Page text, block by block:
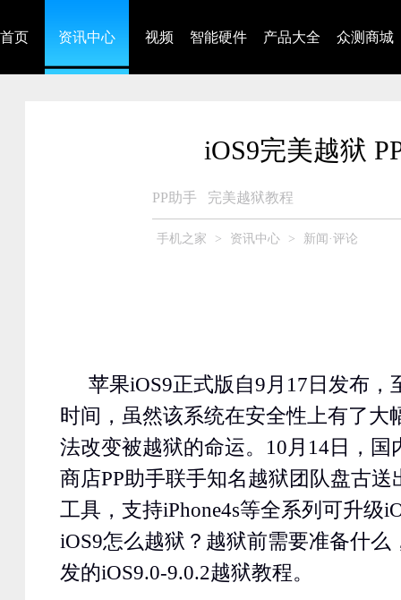
首页 资讯中心 视频 智能硬件 产品大全 众测商城
iOS9完美越狱
PP助手 完美越狱教程
手机之家 > 资讯中心 > 新闻·评论
苹果iOS9正式版自9 月 17 日发布，
时间，虽然该系统在安全性上有了大
法改变被越狱的命运。 10 月 14 日，国
商店PP助手联手知名越狱团队盘古送
工具，支持iPhone4s等全系列可升级
iOS9怎么越狱？越狱前需要准备什么
发的iOS9.0-9.0.2越狱教程。